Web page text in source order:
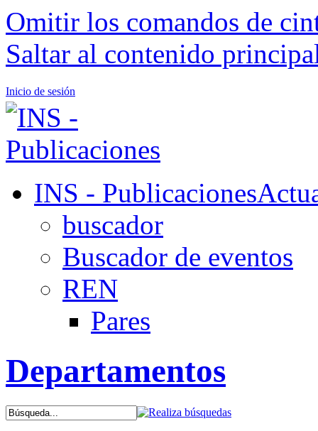
Omitir los comandos de
Saltar al contenido
Inicio de sesión
INS - Publicaciones
buscador
Buscador de eventos
REN
Pares
Departamentos